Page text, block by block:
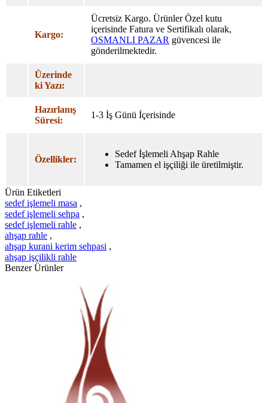
Kargo:
Ücretsiz Kargo. Ürünler Özel kutu
içerisinde Fatura ve Sertifikalı olarak,
OSMANLI PAZAR güvencesi ile
gönderilmektedir.
Üzerinde
ki Yazı:
Hazırlanış
Süresi:
1-3 İş Günü İçerisinde
Özellikler:
Sedef İşlemeli Ahşap Rahle
Tamamen el işçiliği ile üretilmiştir.
Ürün Etiketleri
sedef işlemeli masa ,
sedef işlemeli sehpa ,
sedef işlemeli rahle ,
ahşap rahle ,
ahşap kurani kerim sehpasi ,
ahşap işçilikli rahle
Benzer Ürünler